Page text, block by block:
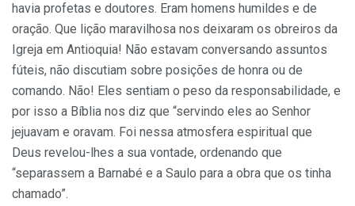
havia profetas e doutores. Eram ho­mens humildes e de
oração. Que lição maravilhosa nos deixaram os obrei­ros da
Igreja em Antioquia! Não estavam conversando assuntos
fúteis, não discutiam sobre posições de honra ou de
comando. Não! Eles senti­am o peso da responsabilidade, e
por isso a Bíblia nos diz que “servindo eles ao Senhor
jejuavam e oravam. Foi nessa atmosfera espiritual que
Deus revelou-lhes a sua vontade, ordenando que
“separassem a Barnabé e a Saulo para a obra que os tinha
chamado”.